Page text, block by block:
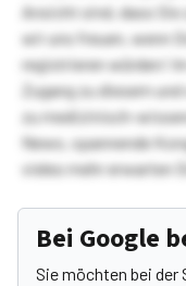
Ansicht sind, dass Sie
wir uns freuen, wenn
registrieren würden!
Zugang zu diesem
zu medizinisch-
News, spannende
vieles mehr erwarten
Bei Google
Sie möchten bei der